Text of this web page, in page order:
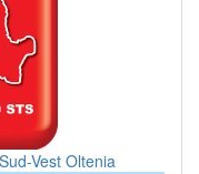
Vest Oltenia